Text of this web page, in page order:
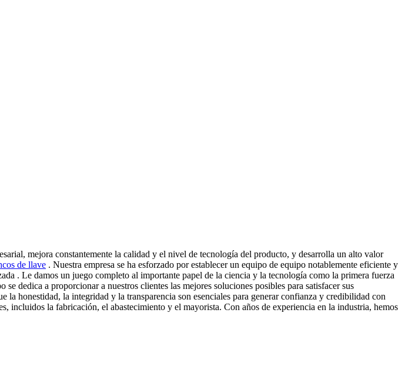
mejora constantemente la calidad y el nivel de tecnología del producto, y desarrolla un alto valor
de llave . Nuestra empresa se ha esforzado por establecer un equipo de equipo notablemente eficiente y
. Le damos un juego completo al importante papel de la ciencia y la tecnología como la primera fuerza
dedica a proporcionar a nuestros clientes las mejores soluciones posibles para satisfacer sus
honestidad, la integridad y la transparencia son esenciales para generar confianza y credibilidad con
incluidos la fabricación, el abastecimiento y el mayorista. Con años de experiencia en la industria, hemos